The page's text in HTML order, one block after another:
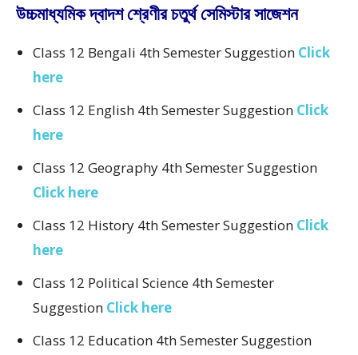
উচ্চমাধ্যমিক দ্বাদশ শ্রেণীর চতুর্থ সেমিস্টার সাজেশন
Class 12 Bengali 4th Semester Suggestion Click
here
Class 12 English 4th Semester Suggestion Click
here
Class 12 Geography 4th Semester Suggestion
Click here
Class 12 History 4th Semester Suggestion Click
here
Class 12 Political Science 4th Semester
Suggestion Click here
Class 12 Education 4th Semester Suggestion